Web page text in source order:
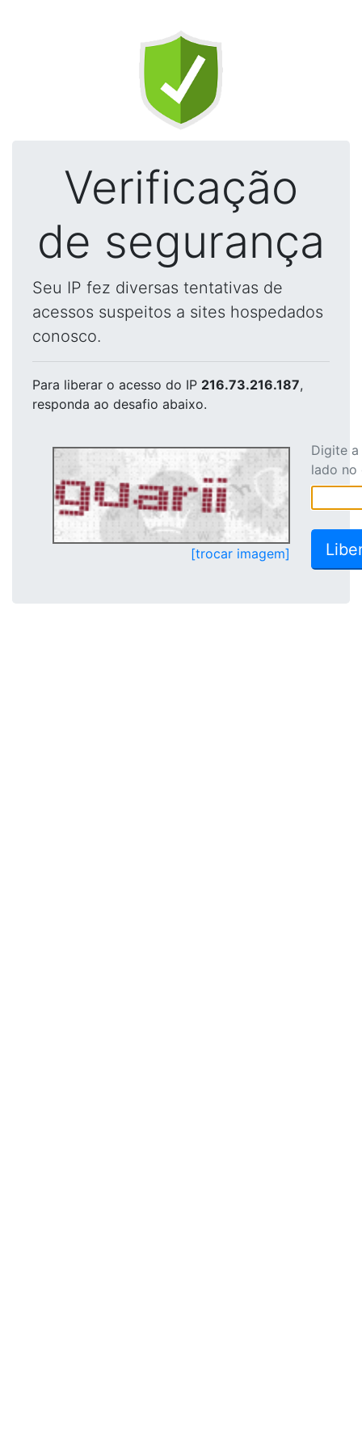
Verificação
de segurança
Seu IP fez diversas tentativas de
acessos suspeitos a sites hospedados
conosco.
Para liberar o acesso do IP 216.73.216.187,
responda ao desafio abaixo.
[trocar imagem]
Digite
lado no